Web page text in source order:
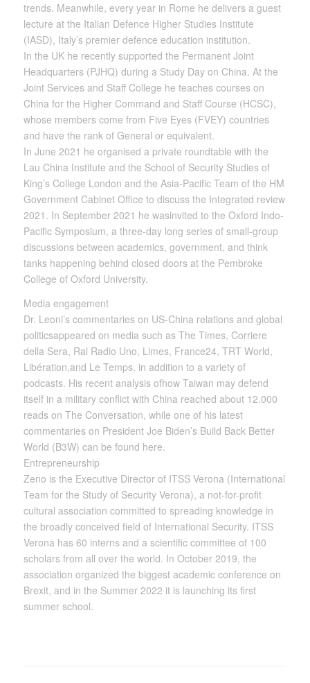
trends. Meanwhile, every year in Rome he delivers a guest
lecture at the Italian Defence Higher Studies Institute
(IASD), Italy’s premier defence education institution.
In the UK he recently supported the Permanent Joint
Headquarters (PJHQ) during a Study Day on China. At the
Joint Services and Staff College he teaches courses on
China for the Higher Command and Staff Course (HCSC),
whose members come from Five Eyes (FVEY) countries
and have the rank of General or equivalent.
In June 2021 he organised a private roundtable with the
Lau China Institute and the School of Security Studies of
King’s College London and the Asia-Pacific Team of the HM
Government Cabinet Office to discuss the Integrated review
2021. In September 2021 he wasinvited to the Oxford Indo-
Pacific Symposium, a three-day long series of small-group
discussions between academics, government, and think
tanks happening behind closed doors at the Pembroke
College of Oxford University.
Media engagement
Dr. Leoni’s commentaries on US-China relations and global
politicsappeared on media such as The Times, Corriere
della Sera, Rai Radio Uno, Limes, France24, TRT World,
Libération,and Le Temps, in addition to a variety of
podcasts. His recent analysis ofhow Taiwan may defend
itself in a military conflict with China reached about 12.000
reads on The Conversation, while one of his latest
commentaries on President Joe Biden’s Build Back Better
World (B3W) can be found here.
Entrepreneurship
Zeno is the Executive Director of ITSS Verona (International
Team for the Study of Security Verona), a not-for-profit
cultural association committed to spreading knowledge in
the broadly conceived field of International Security. ITSS
Verona has 60 interns and a scientific committee of 100
scholars from all over the world. In October 2019, the
association organized the biggest academic conference on
Brexit, and in the Summer 2022 it is launching its first
summer school.